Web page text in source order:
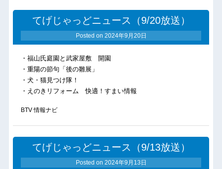
てげじゃっどニュース（9/20放送）
Posted on 2024年9月20日
・福山氏庭園と武家屋敷 開園
・重陽の節句「後の雛展」
・犬・猫見つけ隊！
・えのきリフォーム 快適！すまい情報
BTV 情報ナビ
てげじゃっどニュース（9/13放送）
Posted on 2024年9月13日